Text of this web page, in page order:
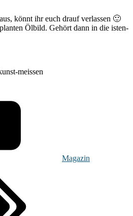
könnt ihr euch drauf verlassen 🙂
Ölbild. Gehört dann in die isten-
Magazin